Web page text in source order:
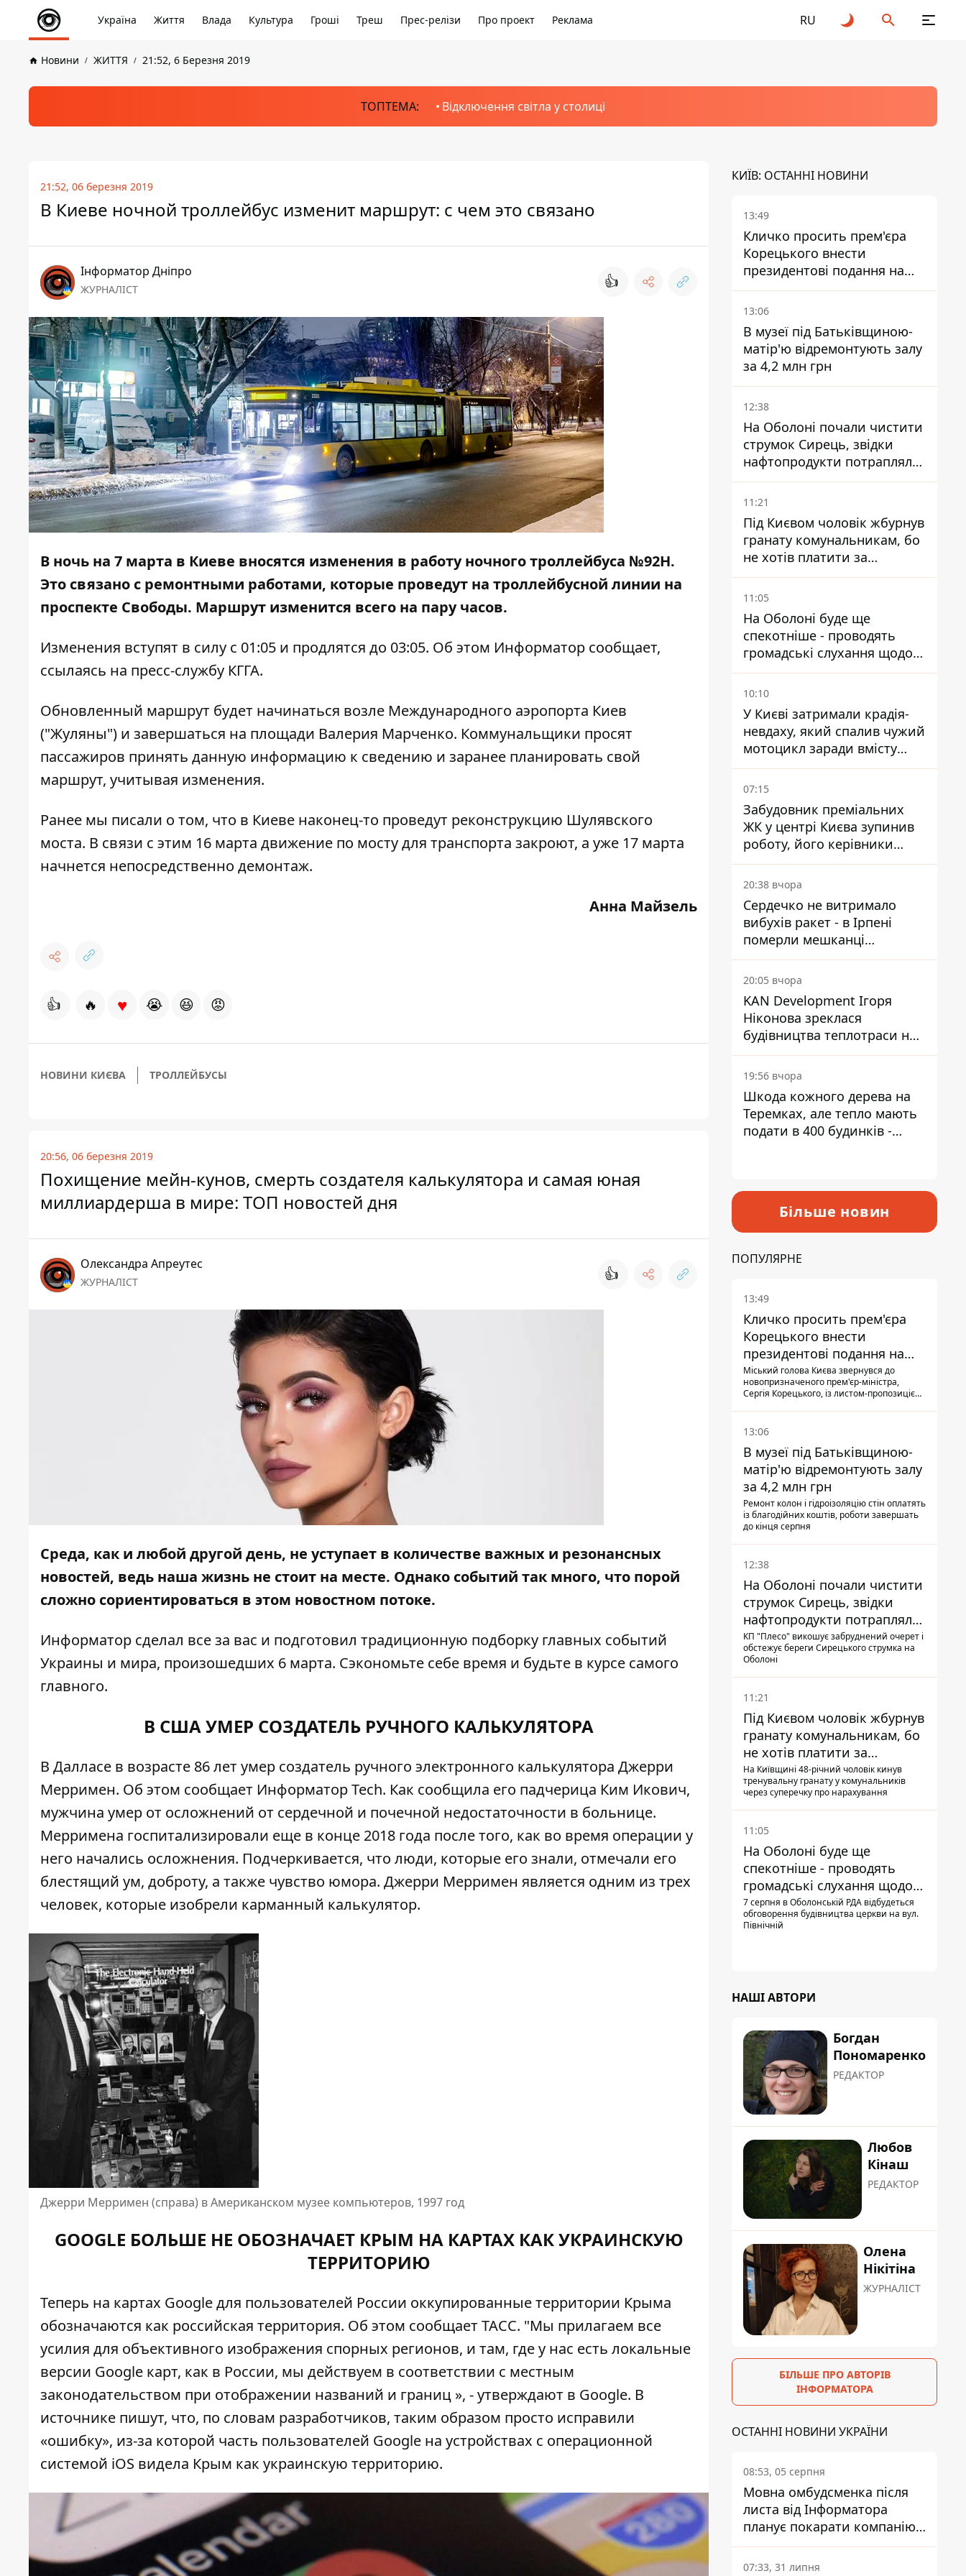
Україна Життя Влада Культура Гроші Треш Прес-релізи Про проект Реклама RU
Новини ЖИТТЯ 21:52, 6 Березня 2019
ТОПТЕМА: Відключення світла у столиці
21:52, 06 березня 2019
В Киеве ночной троллейбус изменит маршрут: с чем это связано
Інформатор Дніпро
ЖУРНАЛІСТ 👍
В ночь на 7 марта в Киеве вносятся изменения в работу ночного троллейбуса №92Н.
Это связано с ремонтными работами, которые проведут на троллейбусной линии на
проспекте Свободы. Маршрут изменится всего на пару часов.
Изменения вступят в силу с 01:05 и продлятся до 03:05. Об этом Информатор сообщает,
ссылаясь на пресс-службу КГГА.
Обновленный маршрут будет начинаться возле Международного аэропорта Киев
("Жуляны") и завершаться на площади Валерия Марченко. Коммунальщики просят
пассажиров принять данную информацию к сведению и заранее планировать свой
маршрут, учитывая изменения.
Ранее мы писали о том, что в Киеве наконец-то проведут реконструкцию Шулявского
моста. В связи с этим 16 марта движение по мосту для транспорта закроют, а уже 17 марта
начнется непосредственно демонтаж.
Анна Майзель
👍 🔥 ♥ 😭 😆 😡
НОВИНИ КИЄВА ТРОЛЛЕЙБУСЫ
20:56, 06 березня 2019
Похищение мейн-кунов, смерть создателя калькулятора и самая юная
миллиардерша в мире: ТОП новостей дня
Олександра Апреутес
ЖУРНАЛІСТ 👍
Среда, как и любой другой день, не уступает в количестве важных и резонансных
новостей, ведь наша жизнь не стоит на месте. Однако событий так много, что порой
сложно сориентироваться в этом новостном потоке.
Информатор сделал все за вас и подготовил традиционную подборку главных событий
Украины и мира, произошедших 6 марта. Сэкономьте себе время и будьте в курсе самого
главного.
В США УМЕР СОЗДАТЕЛЬ РУЧНОГО КАЛЬКУЛЯТОРА
В Далласе в возрасте 86 лет умер создатель ручного электронного калькулятора Джерри
Мерримен. Об этом сообщает Информатор Tech. Как сообщила его падчерица Ким Икович,
мужчина умер от осложнений от сердечной и почечной недостаточности в больнице.
Мерримена госпитализировали еще в конце 2018 года после того, как во время операции у
него начались осложнения. Подчеркивается, что люди, которые его знали, отмечали его
блестящий ум, доброту, а также чувство юмора. Джерри Мерримен является одним из трех
человек, которые изобрели карманный калькулятор.
Джерри Мерримен (справа) в Американском музее компьютеров, 1997 год
GOOGLE БОЛЬШЕ НЕ ОБОЗНАЧАЕТ КРЫМ НА КАРТАХ КАК УКРАИНСКУЮ
ТЕРРИТОРИЮ
Теперь на картах Google для пользователей России оккупированные территории Крыма
обозначаются как российская территория. Об этом сообщает ТАСС. "Мы прилагаем все
усилия для объективного изображения спорных регионов, и там, где у нас есть локальные
версии Google карт, как в России, мы действуем в соответствии с местным
законодательством при отображении названий и границ », - утверждают в Google. В
источнике пишут, что, по словам разработчиков, таким образом просто исправили
«ошибку», из-за которой часть пользователей Google на устройствах с операционной
системой iOS видела Крым как украинскую территорию.
КИЇВ: ОСТАННІ НОВИНИ
13:49
Кличко просить прем'єра
Корецького внести
президентові подання на
звільнення володаря
Троєщини Бахматова
13:06
В музеї під Батьківщиною-
матір'ю відремонтують залу
за 4,2 млн грн
12:38
На Оболоні почали чистити
струмок Сирець, звідки
нафтопродукти потрапляли
до озер
11:21
Під Києвом чоловік жбурнув
гранату комунальникам, бо
не хотів платити за
квитанціями
11:05
На Оболоні буде ще
спекотніше - проводять
громадські слухання щодо
храму УГКЦ на Північній
10:10
У Києві затримали крадія-
невдаху, який спалив чужий
мотоцикл заради вмісту
багажника
07:15
Забудовник преміальних
ЖК у центрі Києва зупинив
роботу, його керівники
втекли з України - Bihus.info
20:38 вчора
Сердечко не витримало
вибухів ракет - в Ірпені
померли мешканці
притулку для собак з
інвалідністю
20:05 вчора
KAN Development Ігоря
Ніконова зреклася
будівництва теплотраси на
Теремках
19:56 вчора
Шкода кожного дерева на
Теремках, але тепло мають
подати в 400 будинків -
Більше новин
ПОПУЛЯРНЕ
13:49
Кличко просить прем'єра
Корецького внести
президентові подання на
звільнення володаря
Троєщини Бахматова
Міський голова Києва звернувся до
новопризначеного прем'єр-міністра,
Сергія Корецького, із листом-пропозицією
13:06
В музеї під Батьківщиною-
матір'ю відремонтують залу
за 4,2 млн грн
Ремонт колон і гідроізоляцію стін оплатять
із благодійних коштів, роботи завершать
до кінця серпня
12:38
На Оболоні почали чистити
струмок Сирець, звідки
нафтопродукти потрапляли
до озер
КП "Плесо" викошує забруднений очерет і
обстежує береги Сирецького струмка на
Оболоні
11:21
Під Києвом чоловік жбурнув
гранату комунальникам, бо
не хотів платити за
квитанціями
На Київщині 48-річний чоловік кинув
тренувальну гранату у комунальників
через суперечку про нарахування
11:05
На Оболоні буде ще
спекотніше - проводять
громадські слухання щодо
храму УГКЦ на Північній
7 серпня в Оболонській РДА відбудеться
обговорення будівництва церкви на вул.
Північній
НАШІ АВТОРИ
Богдан
Пономаренко
РЕДАКТОР
Любов
Кінаш
РЕДАКТОР
Олена
Нікітіна
ЖУРНАЛІСТ
БІЛЬШЕ ПРО АВТОРІВ
ІНФОРМАТОРА
ОСТАННІ НОВИНИ УКРАЇНИ
08:53, 05 серпня
Мовна омбудсменка після
листа від Інформатора
планує покарати компанію-
підрядника ПриватБанку
07:33, 31 липня